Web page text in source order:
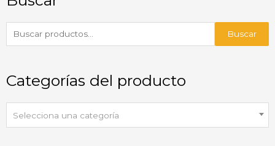
Buscar
Categorías del producto
Selecciona una categoría